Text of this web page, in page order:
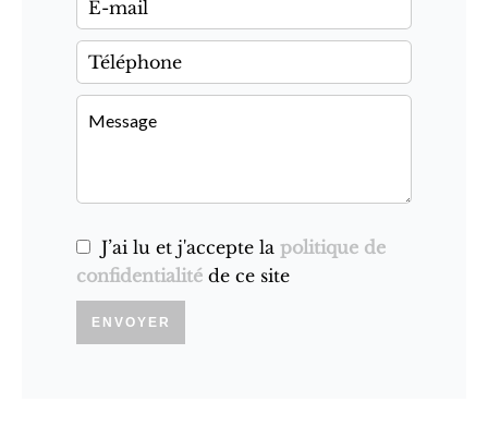
J’ai lu et j'accepte la politique de
confidentialité de ce site
ENVOYER